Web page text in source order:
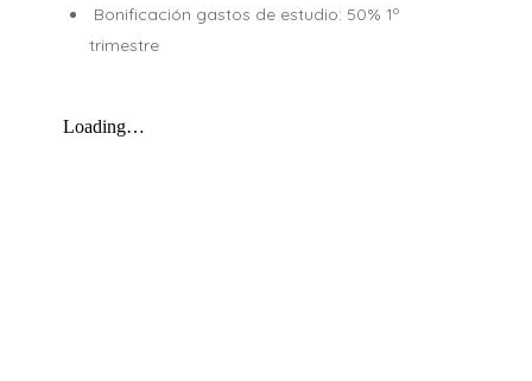
Bonificación gastos de estudio: 50% 1º
trimestre